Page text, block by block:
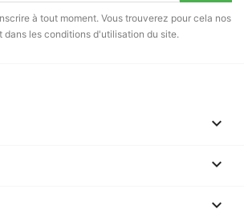
à tout moment. Vous trouverez pour cela nos
dans les conditions d'utilisation du site.


